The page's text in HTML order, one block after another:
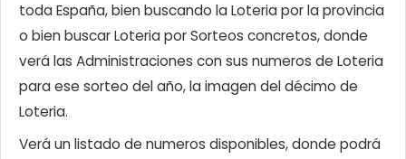
toda España, bien buscando la Loteria por la provincia
o bien buscar Loteria por Sorteos concretos, donde
verá las Administraciones con sus numeros de Loteria
para ese sorteo del año, la imagen del décimo de
Loteria.
Verá un listado de numeros disponibles, donde podrá